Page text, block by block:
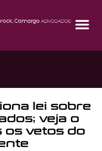
lei sobre
veja o
os vetos do